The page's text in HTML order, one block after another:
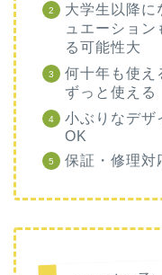
大学生以降に
ュエーション
る可能性大
何十年も使え
ずっと使える
小ぶりなデザ
OK
保証・修理対